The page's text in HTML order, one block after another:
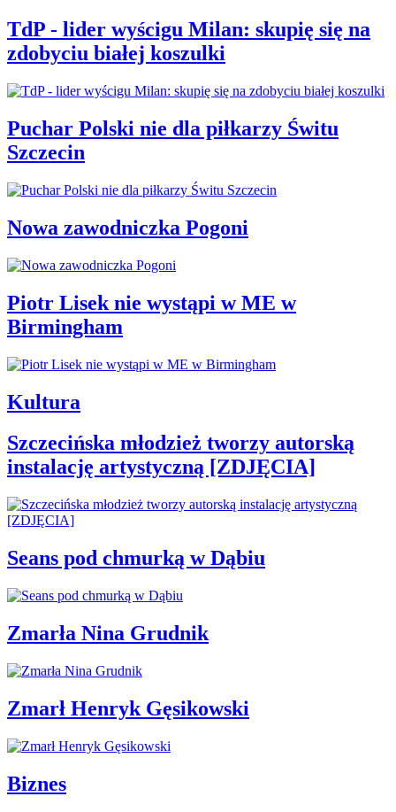
TdP - lider wyścigu Milan: skupię się na
zdobyciu białej koszulki
Puchar Polski nie dla piłkarzy Świtu
Szczecin
Nowa zawodniczka Pogoni
Piotr Lisek nie wystąpi w ME w
Birmingham
Kultura
Szczecińska młodzież tworzy autorską
instalację artystyczną [ZDJĘCIA]
Seans pod chmurką w Dąbiu
Zmarła Nina Grudnik
Zmarł Henryk Gęsikowski
Biznes